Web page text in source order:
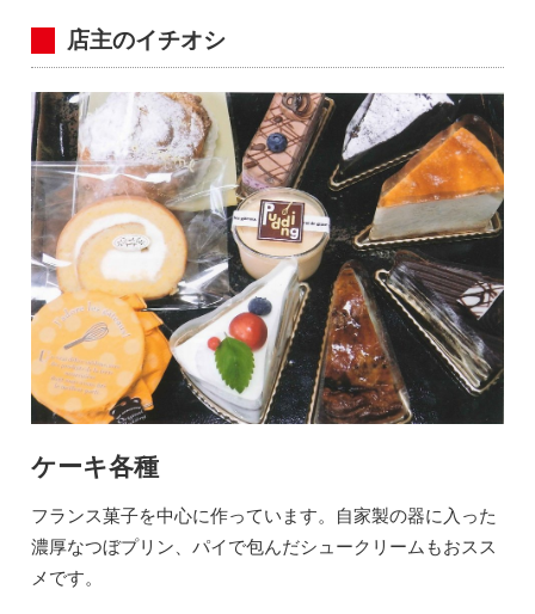
店主のイチオシ
ケーキ各種
フランス菓子を中心に作っています。自家製の器に入った
濃厚なつぼプリン、パイで包んだシュークリームもおスス
メです。